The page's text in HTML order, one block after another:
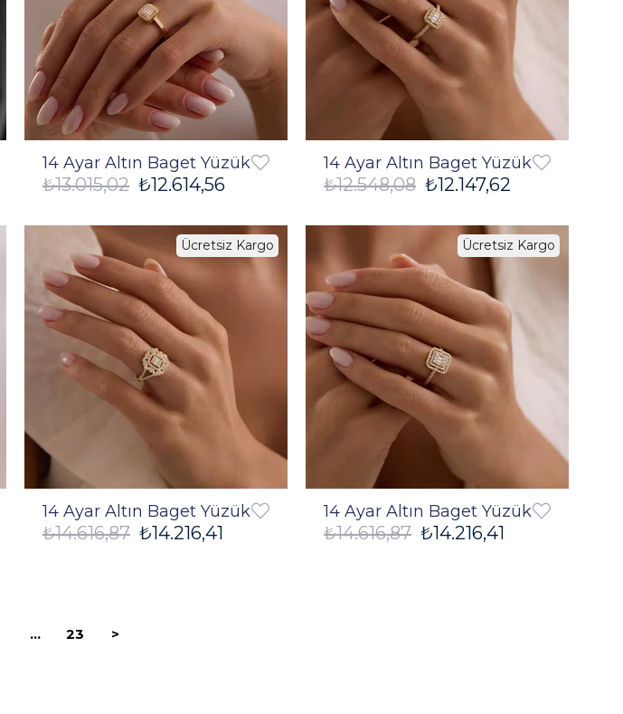
14 Ayar Altın Baget Yüzük
₺12.614,56
₺13.015,02
14 Ayar Altın Baget Yüzük
₺12.147,62
₺12.548,08
14 Ayar Altın Baget Yüzük
₺14.216,41
₺14.616,87
Ücretsiz Kargo
14 Ayar Altın Baget Yüzük
₺14.216,41
₺14.616,87
Ücretsiz Kargo
... 23 >